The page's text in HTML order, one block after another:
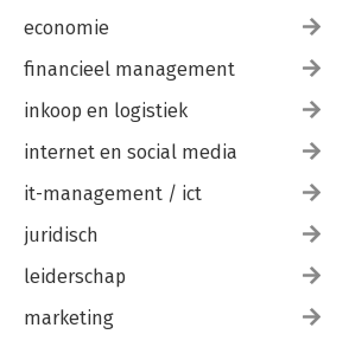
economie
financieel management
inkoop en logistiek
internet en social media
it-management / ict
juridisch
leiderschap
marketing